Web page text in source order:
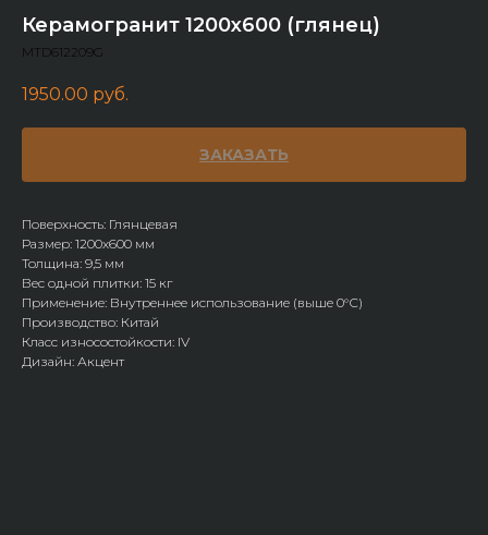
Керамогранит 1200х600 (глянец)
MTD612209G
1950.00 руб.
ЗАКАЗАТЬ
Поверхность: Глянцевая
Размер: 1200х600 мм
Толщина: 9,5 мм
Вес одной плитки: 15 кг
Применение: Внутреннее использование (выше 0°С)
Производство: Китай
Класс износостойкости: IV
Дизайн: Акцент